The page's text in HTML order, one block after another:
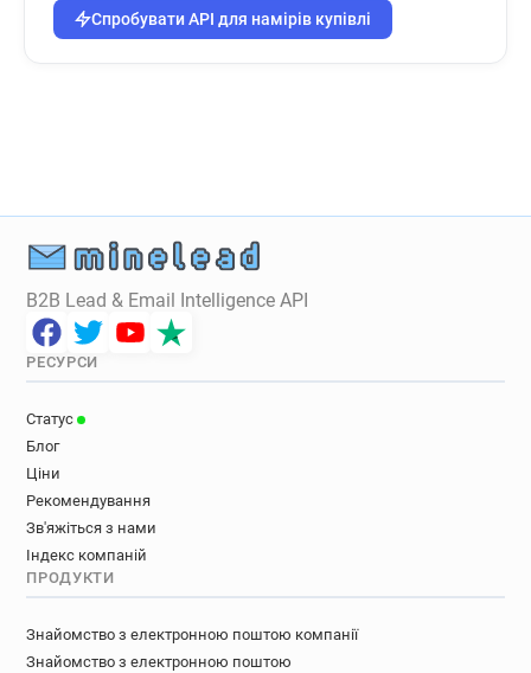
Спробувати API для намірів купівлі
B2B Lead & Email Intelligence API
РЕСУРСИ
Статус
Блог
Ціни
Рекомендування
Зв'яжіться з нами
Індекс компаній
ПРОДУКТИ
Знайомство з електронною поштою компанії
Знайомство з електронною поштою